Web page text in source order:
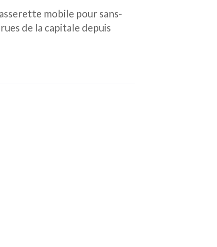
mobile pour sans-
de la capitale depuis